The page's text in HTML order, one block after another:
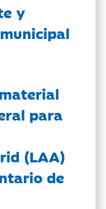
y
para
(LAA)
de